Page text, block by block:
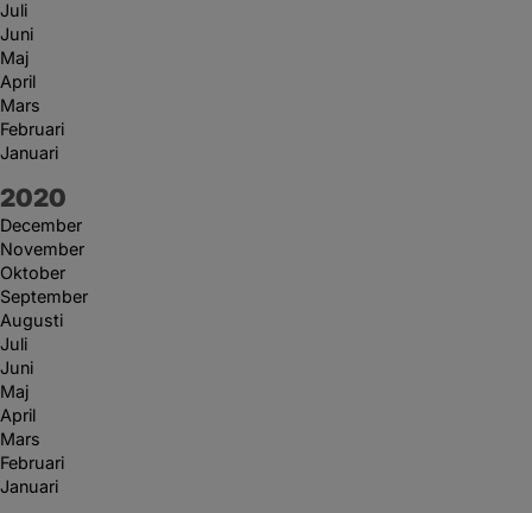
Juli
Juni
Maj
April
Mars
Februari
Januari
År:
2020
December
November
Oktober
September
Augusti
Juli
Juni
Maj
April
Mars
Februari
Januari